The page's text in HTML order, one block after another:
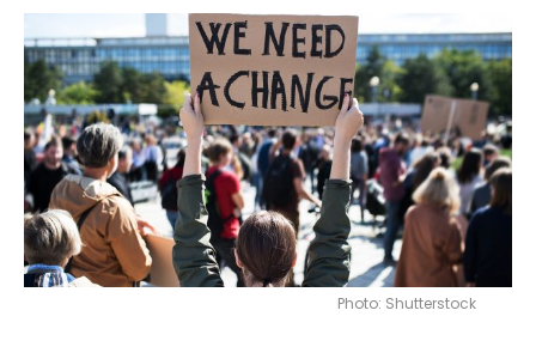
Photo: Shutterstock